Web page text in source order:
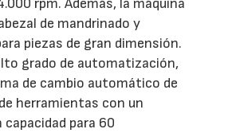
rpm. Además, la máquina
de mandrinado y
piezas de gran dimensión.
grado de automatización,
de cambio automático de
herramientas con un
para 60